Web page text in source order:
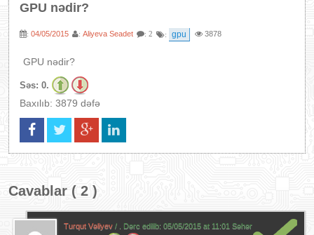
AVADANLIQLAR
GPU nədir?
: 04/05/2015 : Aliyeva Seadet : 2 : gpu 3878
GPU nədir?
Səs: 0.
Baxılıb: 3879 dəfə
Cavablar ( 2 )
Turqut Vəliyev / . Dərc edilib: 05/05/2015 at 11:01 Səhər